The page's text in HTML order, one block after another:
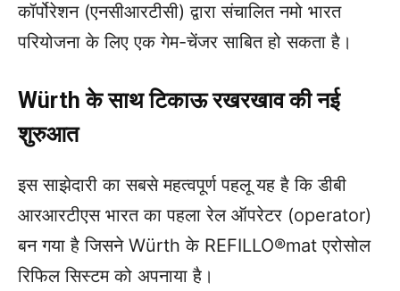
कॉर्पोरेशन (एनसीआरटीसी) द्वारा संचालित नमो भारत
परियोजना के लिए एक गेम-चेंजर साबित हो सकता है।
Würth के साथ टिकाऊ रखरखाव की नई
शुरुआत
इस साझेदारी का सबसे महत्वपूर्ण पहलू यह है कि डीबी
आरआरटीएस भारत का पहला रेल ऑपरेटर (operator)
बन गया है जिसने Würth के REFILLO®mat एरोसोल
रिफिल सिस्टम को अपनाया है।